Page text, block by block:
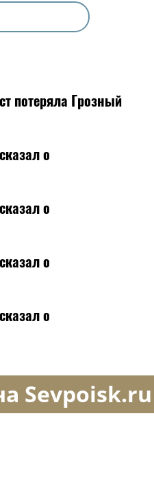
потеряла Грозный
о
о
о
о
Sevpoisk.ru